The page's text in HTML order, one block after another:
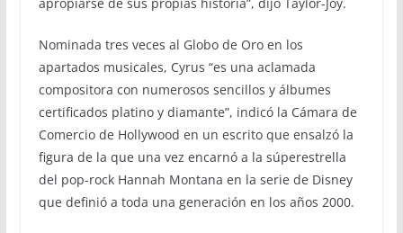
Nominada tres veces al Globo de Oro en los
apartados musicales, Cyrus “es una aclamada
compositora con numerosos sencillos y álbumes
certificados platino y diamante”, indicó la Cámara de
Comercio de Hollywood en un escrito que ensalzó la
figura de la que una vez encarnó a la súperestrella
del pop-rock Hannah Montana en la serie de Disney
que definió a toda una generación en los años 2000.